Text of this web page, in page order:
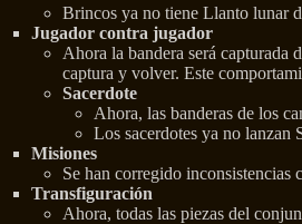
Brincos ya no tiene Llanto lunar
Jugador contra jugador
Ahora la bandera será capturada
captura y volver. Este
Sacerdote
Ahora, las banderas de los
Los sacerdotes ya no lanzan
Misiones
Se han corregido inconsistencias
Transfiguración
Ahora, todas las piezas del